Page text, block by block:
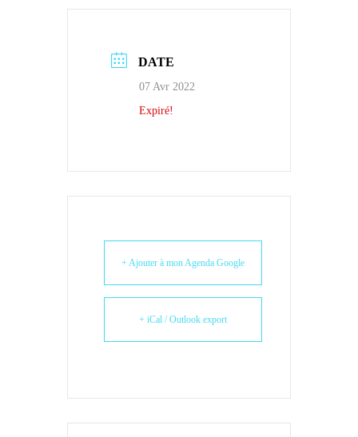
DATE
07 Avr 2022
Expiré!
+ Ajouter à mon Agenda Google
+ iCal / Outlook export